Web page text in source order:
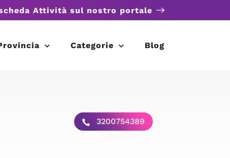
Attività sul nostro portale
Categorie Blog
3200754389